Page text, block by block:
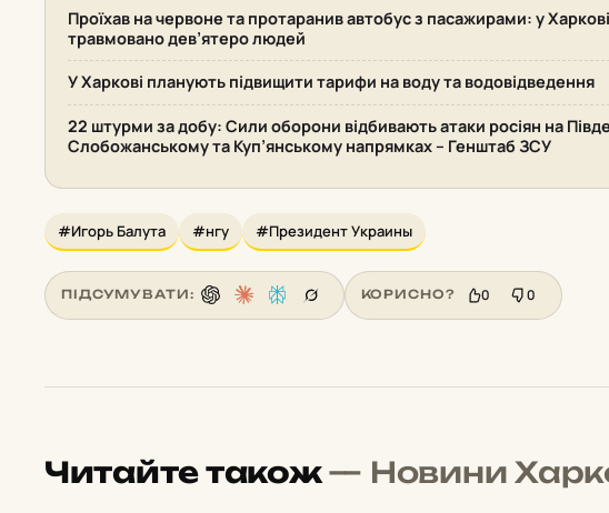
Проїхав на червоне та протаранив автобус з пасажирами: у
травмовано дев’ятеро людей
У Харкові планують підвищити тарифи на воду та водовідведення
22 штурми за добу: Сили оборони відбивають атаки росіян на
Слобожанському та Куп’янському напрямках – Генштаб ЗСУ
#Игорь Балута #нгу #Президент Украины
ПІДСУМУВАТИ: КОРИСНО? 0 0
Читайте також— Новини